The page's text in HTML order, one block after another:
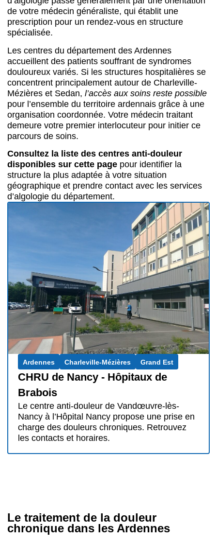
de votre médecin généraliste, qui établit une
prescription pour un rendez-vous en structure
spécialisée.
Les centres du département des Ardennes
accueillent des patients souffrant de syndromes
douloureux variés. Si les structures hospitalières se
concentrent principalement autour de Charleville-
Mézières et Sedan, l’accès aux soins reste possible
pour l’ensemble du territoire ardennais grâce à une
organisation coordonnée. Votre médecin traitant
demeure votre premier interlocuteur pour initier ce
parcours de soins.
Consultez la liste des centres anti-douleur
disponibles sur cette page pour identifier la
structure la plus adaptée à votre situation
géographique et prendre contact avec les services
d’algologie du département.
Ardennes Charleville-Mézières Grand Est
CHRU de Nancy - Hôpitaux de
Brabois
Le centre anti-douleur de Vandœuvre-lès-
Nancy à l’Hôpital Nancy propose une prise en
charge des douleurs chroniques. Retrouvez
les contacts et horaires.
Le traitement de la douleur
chronique dans les Ardennes